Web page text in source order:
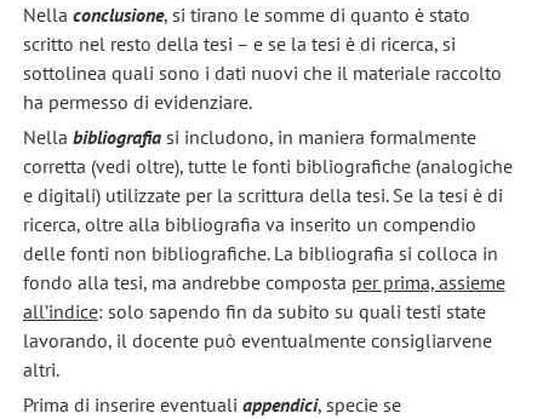
Nella conclusione, si tirano le somme di quanto è stato
scritto nel resto della tesi – e se la tesi è di ricerca, si
sottolinea quali sono i dati nuovi che il materiale raccolto
ha permesso di evidenziare.
Nella bibliografiasi includono, in maniera formalmente
corretta (vedi oltre), tutte le fonti bibliografiche (analogiche
e digitali) utilizzate per la scrittura della tesi. Se la tesi è di
ricerca, oltre alla bibliografia va inserito un compendio
delle fonti non bibliografiche. La bibliografia si colloca in
fondo alla tesi, ma andrebbe composta per prima, assieme
all’indice: solo sapendo fin da subito su quali testi state
lavorando, il docente può eventualmente consigliarvene
altri.
Prima di inserire eventuali appendici, specie se